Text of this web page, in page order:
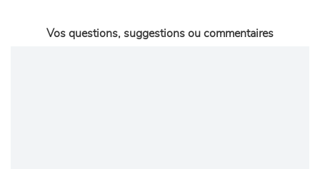
Vos questions, suggestions ou commentaires